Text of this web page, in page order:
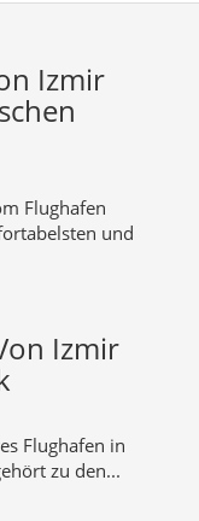
Izmir
Flughafen
und
Izmir
Flughafen in
zu den...